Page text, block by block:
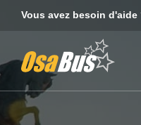
Vous avez besoin d'aide